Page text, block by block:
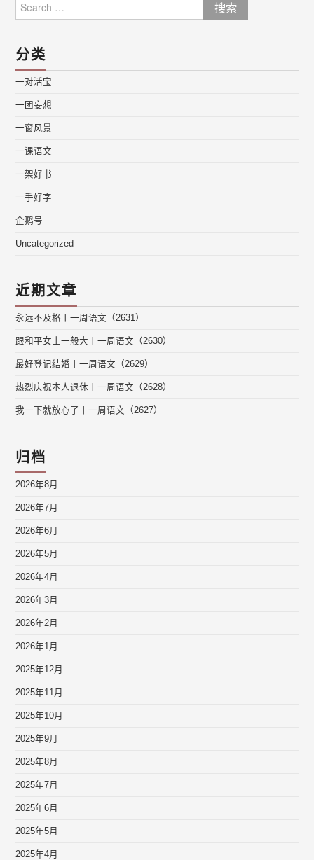
for:
分类
一对活宝
一团妄想
一窗风景
一课语文
一架好书
一手好字
企鹅号
Uncategorized
近期文章
永远不及格丨一周语文（2631）
跟和平女士一般大丨一周语文（2630）
最好登记结婚丨一周语文（2629）
热烈庆祝本人退休丨一周语文（2628）
我一下就放心了丨一周语文（2627）
归档
2026年8月
2026年7月
2026年6月
2026年5月
2026年4月
2026年3月
2026年2月
2026年1月
2025年12月
2025年11月
2025年10月
2025年9月
2025年8月
2025年7月
2025年6月
2025年5月
2025年4月